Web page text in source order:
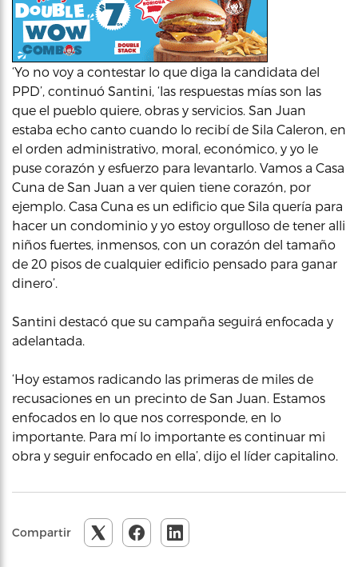
‘Yo no voy a contestar lo que diga la candidata del
PPD’, continuó Santini, ‘las respuestas mías son las
que el pueblo quiere, obras y servicios. San Juan
estaba echo canto cuando lo recibí de Sila Caleron, en
el orden administrativo, moral, económico, y yo le
puse corazón y esfuerzo para levantarlo. Vamos a Casa
Cuna de San Juan a ver quien tiene corazón, por
ejemplo. Casa Cuna es un edificio que Sila quería para
hacer un condominio y yo estoy orgulloso de tener alli
niños fuertes, inmensos, con un corazón del tamaño
de 20 pisos de cualquier edificio pensado para ganar
dinero’.
Santini destacó que su campaña seguirá enfocada y
adelantada.
‘Hoy estamos radicando las primeras de miles de
recusaciones en un precinto de San Juan. Estamos
enfocados en lo que nos corresponde, en lo
importante. Para mí lo importante es continuar mi
obra y seguir enfocado en ella’, dijo el líder capitalino.
Compartir